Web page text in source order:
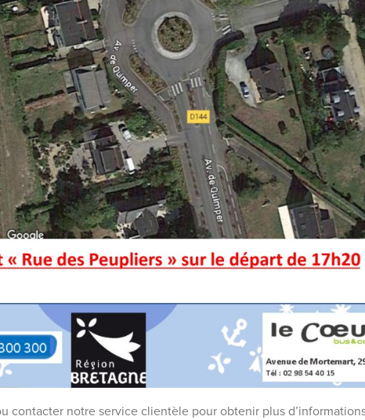
contacter notre service clientèle pour obtenir plus